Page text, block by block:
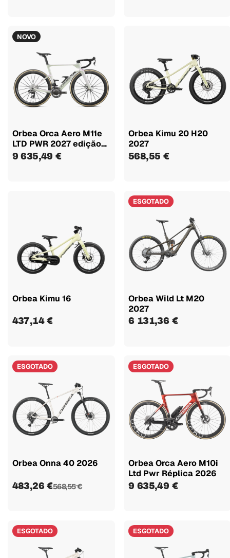
NOVO
Orbea Orca Aero M11e
LTD PWR 2027 edição
Pedalmoto
9 635,49 €
Orbea Kimu 20 H20
2027
568,55 €
Orbea Kimu 16
437,14 €
ESGOTADO
Orbea Wild Lt M20
2027
6 131,36 €
ESGOTADO
Orbea Onna 40 2026
483,26 €568,55 €
ESGOTADO
Orbea Orca Aero M10i
Ltd Pwr Réplica 2026
9 635,49 €
ESGOTADO ESGOTADO